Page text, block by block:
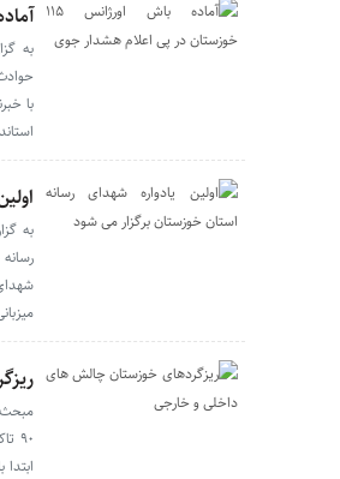
آماده باش
به
با
به